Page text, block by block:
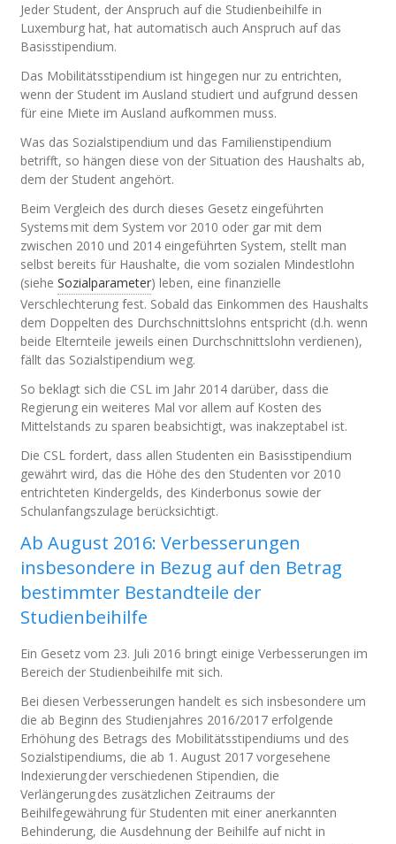
Jeder Student, der Anspruch auf die Studienbeihilfe in
Luxemburg hat, hat automatisch auch Anspruch auf das
Basisstipendium.
Das Mobilitätsstipendium ist hingegen nur zu entrichten,
wenn der Student im Ausland studiert und aufgrund dessen
für eine Miete im Ausland aufkommen muss.
Was das Sozialstipendium und das Familienstipendium
betrifft, so hängen diese von der Situation des Haushalts ab,
dem der Student angehört.
Beim Vergleich des durch dieses Gesetz eingeführten
Systems mit dem System vor 2010 oder gar mit dem
zwischen 2010 und 2014 eingeführten System, stellt man
selbst bereits für Haushalte, die vom sozialen Mindestlohn
(sieheSozialparameter) leben, eine finanzielle
Verschlechterung fest. Sobald das Einkommen des Haushalts
dem Doppelten des Durchschnittslohns entspricht (d.h. wenn
beide Elternteile jeweils einen Durchschnittslohn verdienen),
fällt das Sozialstipendium weg.
So beklagt sich die CSL im Jahr 2014 darüber, dass die
Regierung ein weiteres Mal vor allem auf Kosten des
Mittelstands zu sparen beabsichtigt, was inakzeptabel ist.
Die CSL fordert, dass allen Studenten ein Basisstipendium
gewährt wird, das die Höhe des den Studenten vor 2010
entrichteten Kindergelds, des Kinderbonus sowie der
Schulanfangszulage berücksichtigt.
Ab August 2016: Verbesserungen
insbesondere in Bezug auf den Betrag
bestimmter Bestandteile der
Studienbeihilfe
Ein Gesetz vom 23. Juli 2016 bringt einige Verbesserungen im
Bereich der Studienbeihilfe mit sich.
Bei diesen Verbesserungen handelt es sich insbesondere um
die ab Beginn des Studienjahres 2016/2017 erfolgende
Erhöhung des Betrags des Mobilitätsstipendiums und des
Sozialstipendiums, die ab 1. August 2017 vorgesehene
Indexierung der verschiedenen Stipendien, die
Verlängerung des zusätzlichen Zeitraums der
Beihilfegewährung für Studenten mit einer anerkannten
Behinderung, die Ausdehnung der Beihilfe auf nicht in